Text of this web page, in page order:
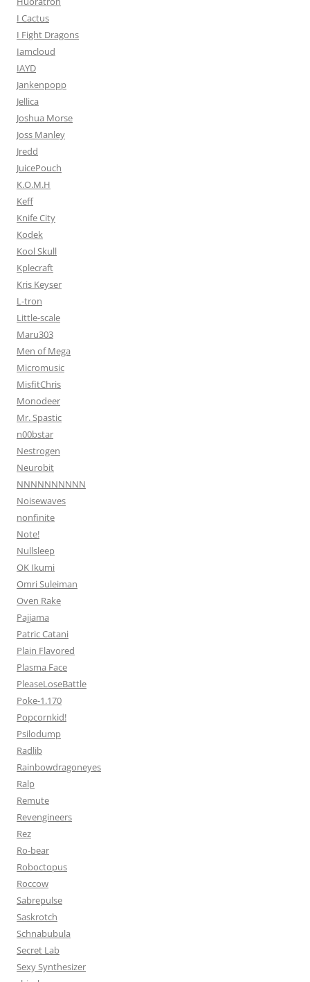
I Cactus
I Fight Dragons
Iamcloud
IAYD
Jankenpopp
Jellica
Joshua Morse
Joss Manley
Jredd
JuicePouch
K.O.M.H
Keff
Knife City
Kodek
Kool Skull
Kplecraft
Kris Keyser
L-tron
Little-scale
Maru303
Men of Mega
Micromusic
MisfitChris
Monodeer
Mr. Spastic
n00bstar
Nestrogen
Neurobit
NNNNNNNNNN
Noisewaves
nonfinite
Note!
Nullsleep
OK Ikumi
Omri Suleiman
Oven Rake
Pajjama
Patric Catani
Plain Flavored
Plasma Face
PleaseLoseBattle
Poke-1.170
Popcornkid!
Psilodump
Radlib
Rainbowdragoneyes
Ralp
Remute
Revengineers
Rez
Ro-bear
Roboctopus
Roccow
Sabrepulse
Saskrotch
Schnabubula
Secret Lab
Sexy Synthesizer